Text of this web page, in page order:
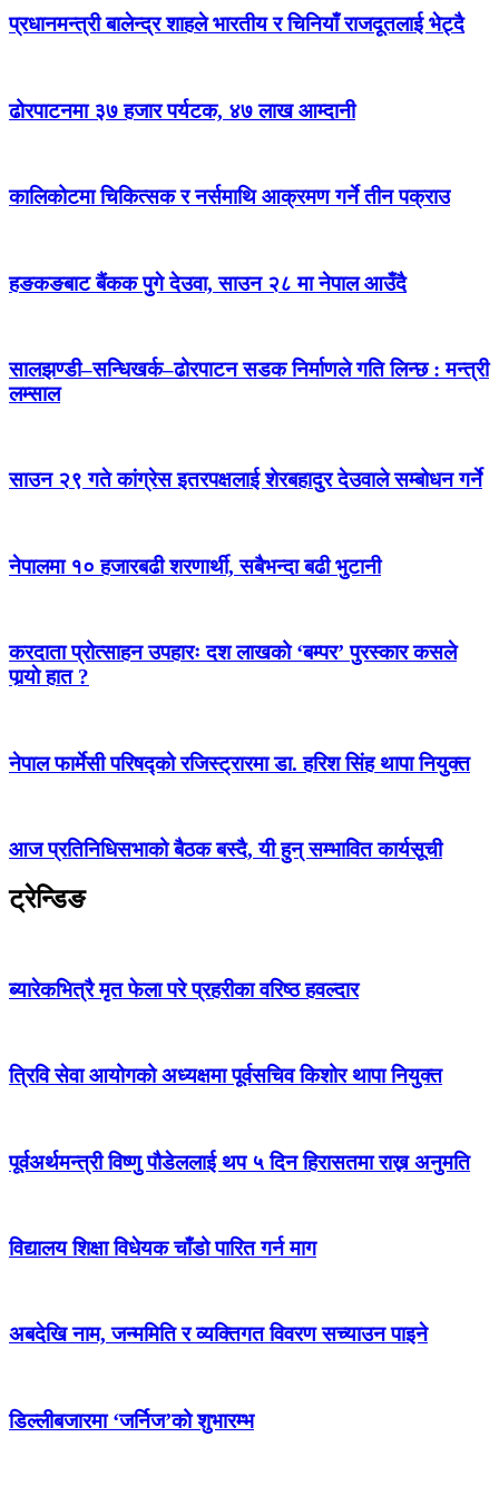
प्रधानमन्त्री बालेन्द्र शाहले भारतीय र चिनियाँ राजदूतलाई भेट्दै
ढोरपाटनमा ३७ हजार पर्यटक, ४७ लाख आम्दानी
कालिकोटमा चिकित्सक र नर्समाथि आक्रमण गर्ने तीन पक्राउ
हङकङबाट बैंकक पुगे देउवा, साउन २८ मा नेपाल आउँदै
सालझण्डी–सन्धिखर्क–ढोरपाटन सडक निर्माणले गति लिन्छ : मन्त्री
लम्साल
साउन २९ गते कांग्रेस इतरपक्षलाई शेरबहादुर देउवाले सम्बोधन गर्ने
नेपालमा १० हजारबढी शरणार्थी, सबैभन्दा बढी भुटानी
करदाता प्रोत्साहन उपहारः दश लाखको ‘बम्पर’ पुरस्कार कसले
पार्‍याे हात ?
नेपाल फार्मेसी परिषद्को रजिस्ट्रारमा डा. हरिश सिंह थापा नियुक्त
आज प्रतिनिधिसभाको बैठक बस्दै, यी हुन् सम्भावित कार्यसूची
ट्रेन्डिङ
ब्यारेकभित्रै मृत फेला परे प्रहरीका वरिष्ठ हवल्दार
त्रिवि सेवा आयोगको अध्यक्षमा पूर्वसचिव किशोर थापा नियुक्त
पूर्वअर्थमन्त्री विष्णु पौडेललाई थप ५ दिन हिरासतमा राख्न अनुमति
विद्यालय शिक्षा विधेयक चाँडो पारित गर्न माग
अबदेखि नाम, जन्ममिति र व्यक्तिगत विवरण सच्याउन पाइने
डिल्लीबजारमा ‘जर्निज’को शुभारम्भ